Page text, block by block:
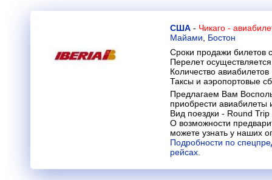
США - Чикаго -
Майами
Бостон
Сроки продажи билетов
Перелет
Количество
Таксы и аэропортовые
Предлагаем Вам
приобрести
Вид поездки - Round
О возможности
можете узнать у наших
Подробности по
рейсах.